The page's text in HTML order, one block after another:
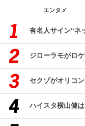
エンタメ
有名人サイン“ネ
ジローラモがロ
セクゾがオリコ
ハイスタ横山健